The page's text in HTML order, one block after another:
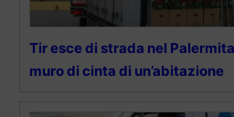
Tir esce di strada nel
muro di cinta di un’abitazione